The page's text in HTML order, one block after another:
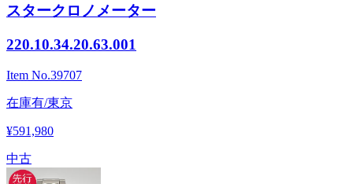
スタークロノメーター
220.10.34.20.63.001
Item No.39707
在庫有/東京
¥591,980
中古